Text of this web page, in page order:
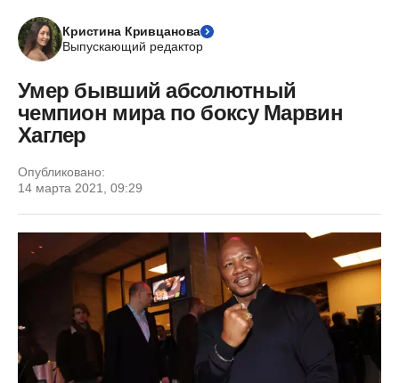
Кристина Кривцанова
Выпускающий редактор
Умер бывший абсолютный
чемпион мира по боксу Марвин
Хаглер
Опубликовано:
14 марта 2021, 09:29